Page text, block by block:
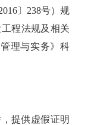
〕238号）规
程法规及相关
理与实务》科
提供虚假证明